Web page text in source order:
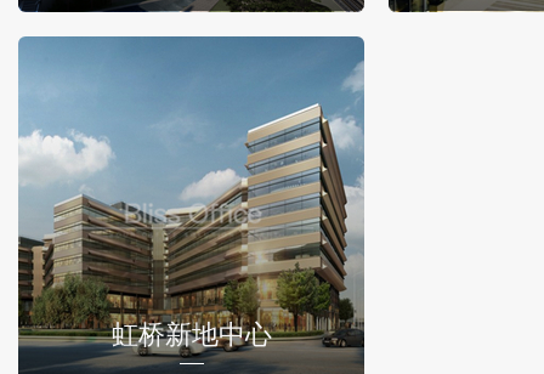
虹桥新地中心